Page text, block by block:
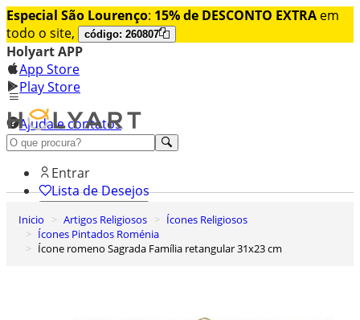
Especial São Lourenço: 15% de DESCONTO EXTRA em
todo o site,
código: 260807
Holyart APP
App Store
Play Store
Ajuda e contatos
Conheça premium
Entrar
Lista de Desejos
0
Carrinho de Compras
Inicio Artigos Religiosos
Ícones Religiosos
Ícones Pintados Roménia
Ícone romeno Sagrada Família retangular 31x23 cm